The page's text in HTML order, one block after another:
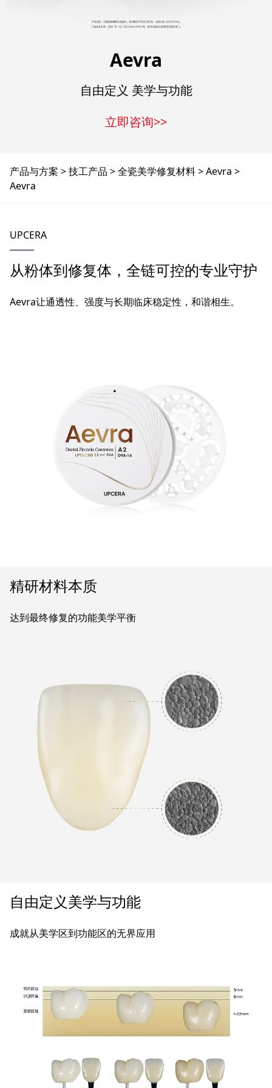
Aevra
自由定义 美学与功能
立即咨询>>
产品与方案 技工产品 全瓷美学修复材料
Aevra
Aevra
UPCERA
从粉体到修复体，全链可控的专业守护
Aevra让通透性、强度与长期临床稳定性，和谐相生。
精研材料本质
达到最终修复的功能美学平衡
自由定义美学与功能
成就从美学区到功能区的无界应用